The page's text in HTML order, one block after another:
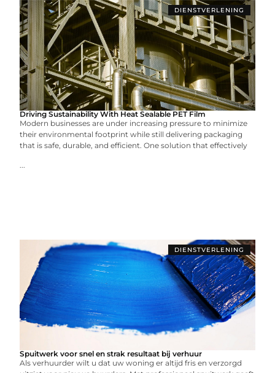
DIENSTVERLENING
Driving Sustainability With Heat Sealable PET Film
Modern businesses are under increasing pressure to minimize
their environmental footprint while still delivering packaging
that is safe, durable, and efficient. One solution that effectively
...
DIENSTVERLENING
Spuitwerk voor snel en strak resultaat bij verhuur
Als verhuurder wilt u dat uw woning er altijd fris en verzorgd